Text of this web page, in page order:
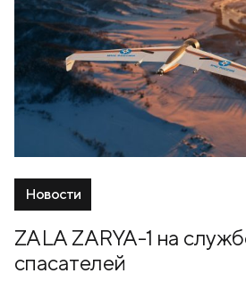
Новости
ZALA ZARYA-1 на
спасателей